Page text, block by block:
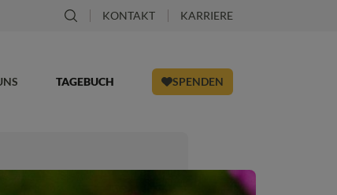
KONTAKT KARRIERE
TAGEBUCH SPENDEN